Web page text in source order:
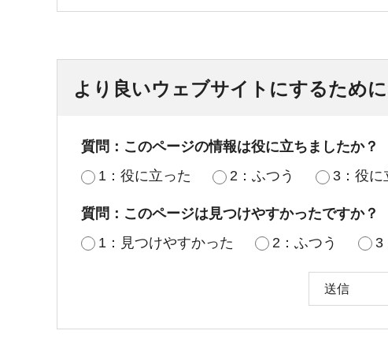
より良いウェブサイトにするため
質問：このページの情報は役に立ちましたか？
1：役に立った
2：ふつう 3：役に
質問：このページは見つけやすかったですか？
1：見つけやすかった
2：ふつう 3